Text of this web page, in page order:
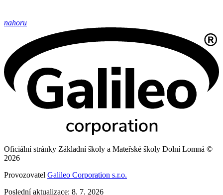
nahoru
Oficiální stránky Základní školy a Mateřské školy Dolní Lomná ©
2026
Provozovatel Galileo Corporation s.r.o.
Poslední aktualizace: 8. 7. 2026